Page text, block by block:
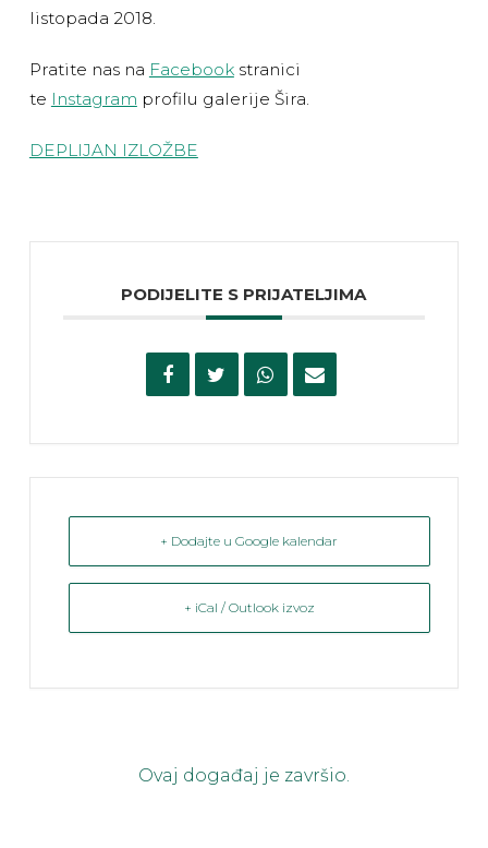
listopada 2018.
Pratite nas na Facebookstranici
te Instagram profilu galerije Šira.
DEPLIJAN IZLOŽBE
PODIJELITE S PRIJATELJIMA
+ Dodajte u Google kalendar
+ iCal / Outlook izvoz
Ovaj događaj je završio.